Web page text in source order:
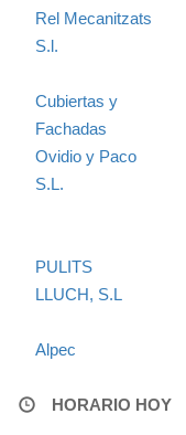
Rel Mecanitzats
S.l.
Cubiertas y
Fachadas
Ovidio y Paco
S.L.
PULITS
LLUCH, S.L
Alpec
HORARIO HOY